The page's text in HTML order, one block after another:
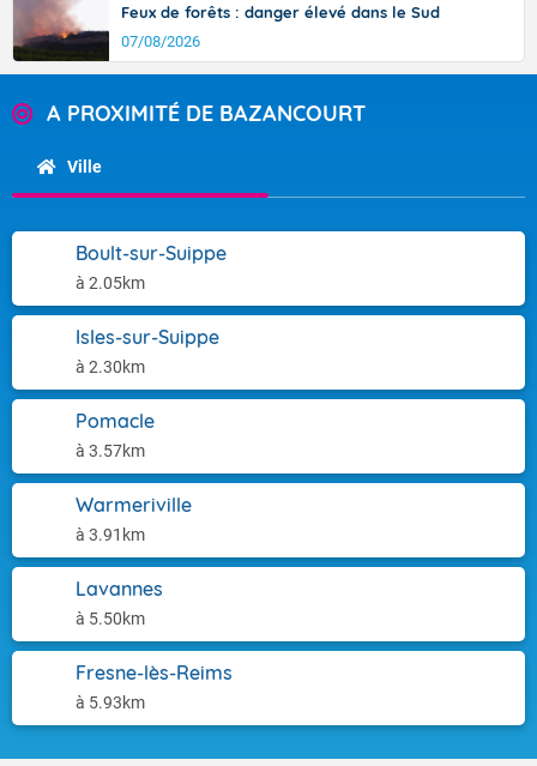
Feux de forêts : danger élevé dans le Sud
07/08/2026
A PROXIMITÉ DE BAZANCOURT
Ville
Boult-sur-Suippe
à 2.05km
Isles-sur-Suippe
à 2.30km
Pomacle
à 3.57km
Warmeriville
à 3.91km
Lavannes
à 5.50km
Fresne-lès-Reims
à 5.93km